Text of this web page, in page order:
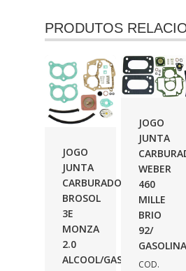
PRODUTOS
JOGO
JUNTA
CARBURADOR
BROSOL
3E
MONZA
2.0
ALCOOL/GASOLINA
JOGO
JUNTA
WEBER
460
MILLE
BRIO
92/
GASOLINA
COD.